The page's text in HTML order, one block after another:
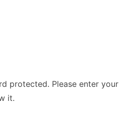
protected. Please enter your
it.